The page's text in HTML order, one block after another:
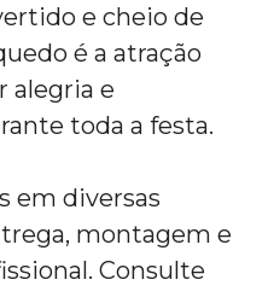
e cheio de
é a atração
alegria e
toda a festa.
em diversas
montagem e
Consulte